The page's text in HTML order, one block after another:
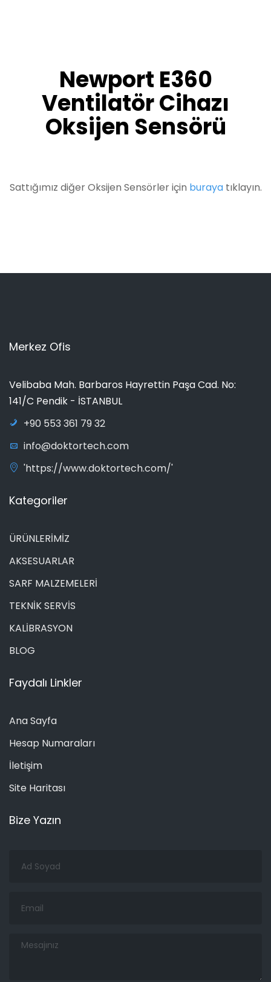
Newport E360
Ventilatör Cihazı
Oksijen Sensörü
Sattığımız diğer Oksijen Sensörler için buraya tıklayın.
Merkez Ofis
Velibaba Mah. Barbaros Hayrettin Paşa Cad. No:
141/C Pendik - İSTANBUL
+90 553 361 79 32
info@doktortech.com
'https://www.doktortech.com/'
Kategoriler
ÜRÜNLERİMİZ
AKSESUARLAR
SARF MALZEMELERİ
TEKNİK SERVİS
KALİBRASYON
BLOG
Faydalı Linkler
Ana Sayfa
Hesap Numaraları
İletişim
Site Haritası
Bize Yazın
Soyad
Mesajınız